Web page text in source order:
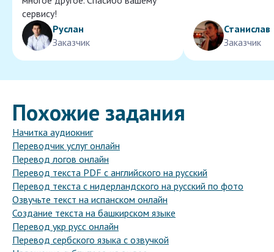
сервису!
Руслан
Заказчик
Станислав
Заказчик
Похожие задания
Начитка аудиокниг
Переводчик услуг онлайн
Перевод логов онлайн
Перевод текста PDF с английского на русский
Перевод текста с нидерландского на русский по фото
Озвучьте текст на испанском онлайн
Создание текста на башкирском языке
Перевод укр русс онлайн
Перевод сербского языка с озвучкой